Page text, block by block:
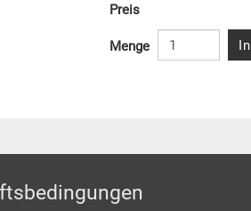
Preis
Menge